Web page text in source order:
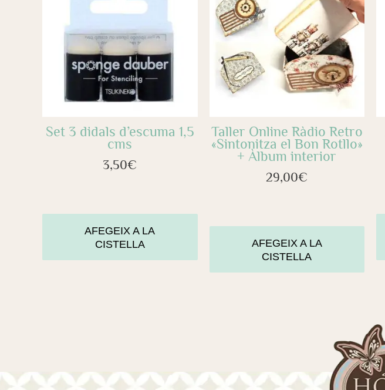
Set 3 didals d’escuma 1,5
cms
3,50€
AFEGEIX A LA
CISTELLA
Taller Online Ràdio Retro
«Sintonitza el Bon Rotllo»
+ Àlbum interior
29,00€
AFEGEIX A LA
CISTELLA